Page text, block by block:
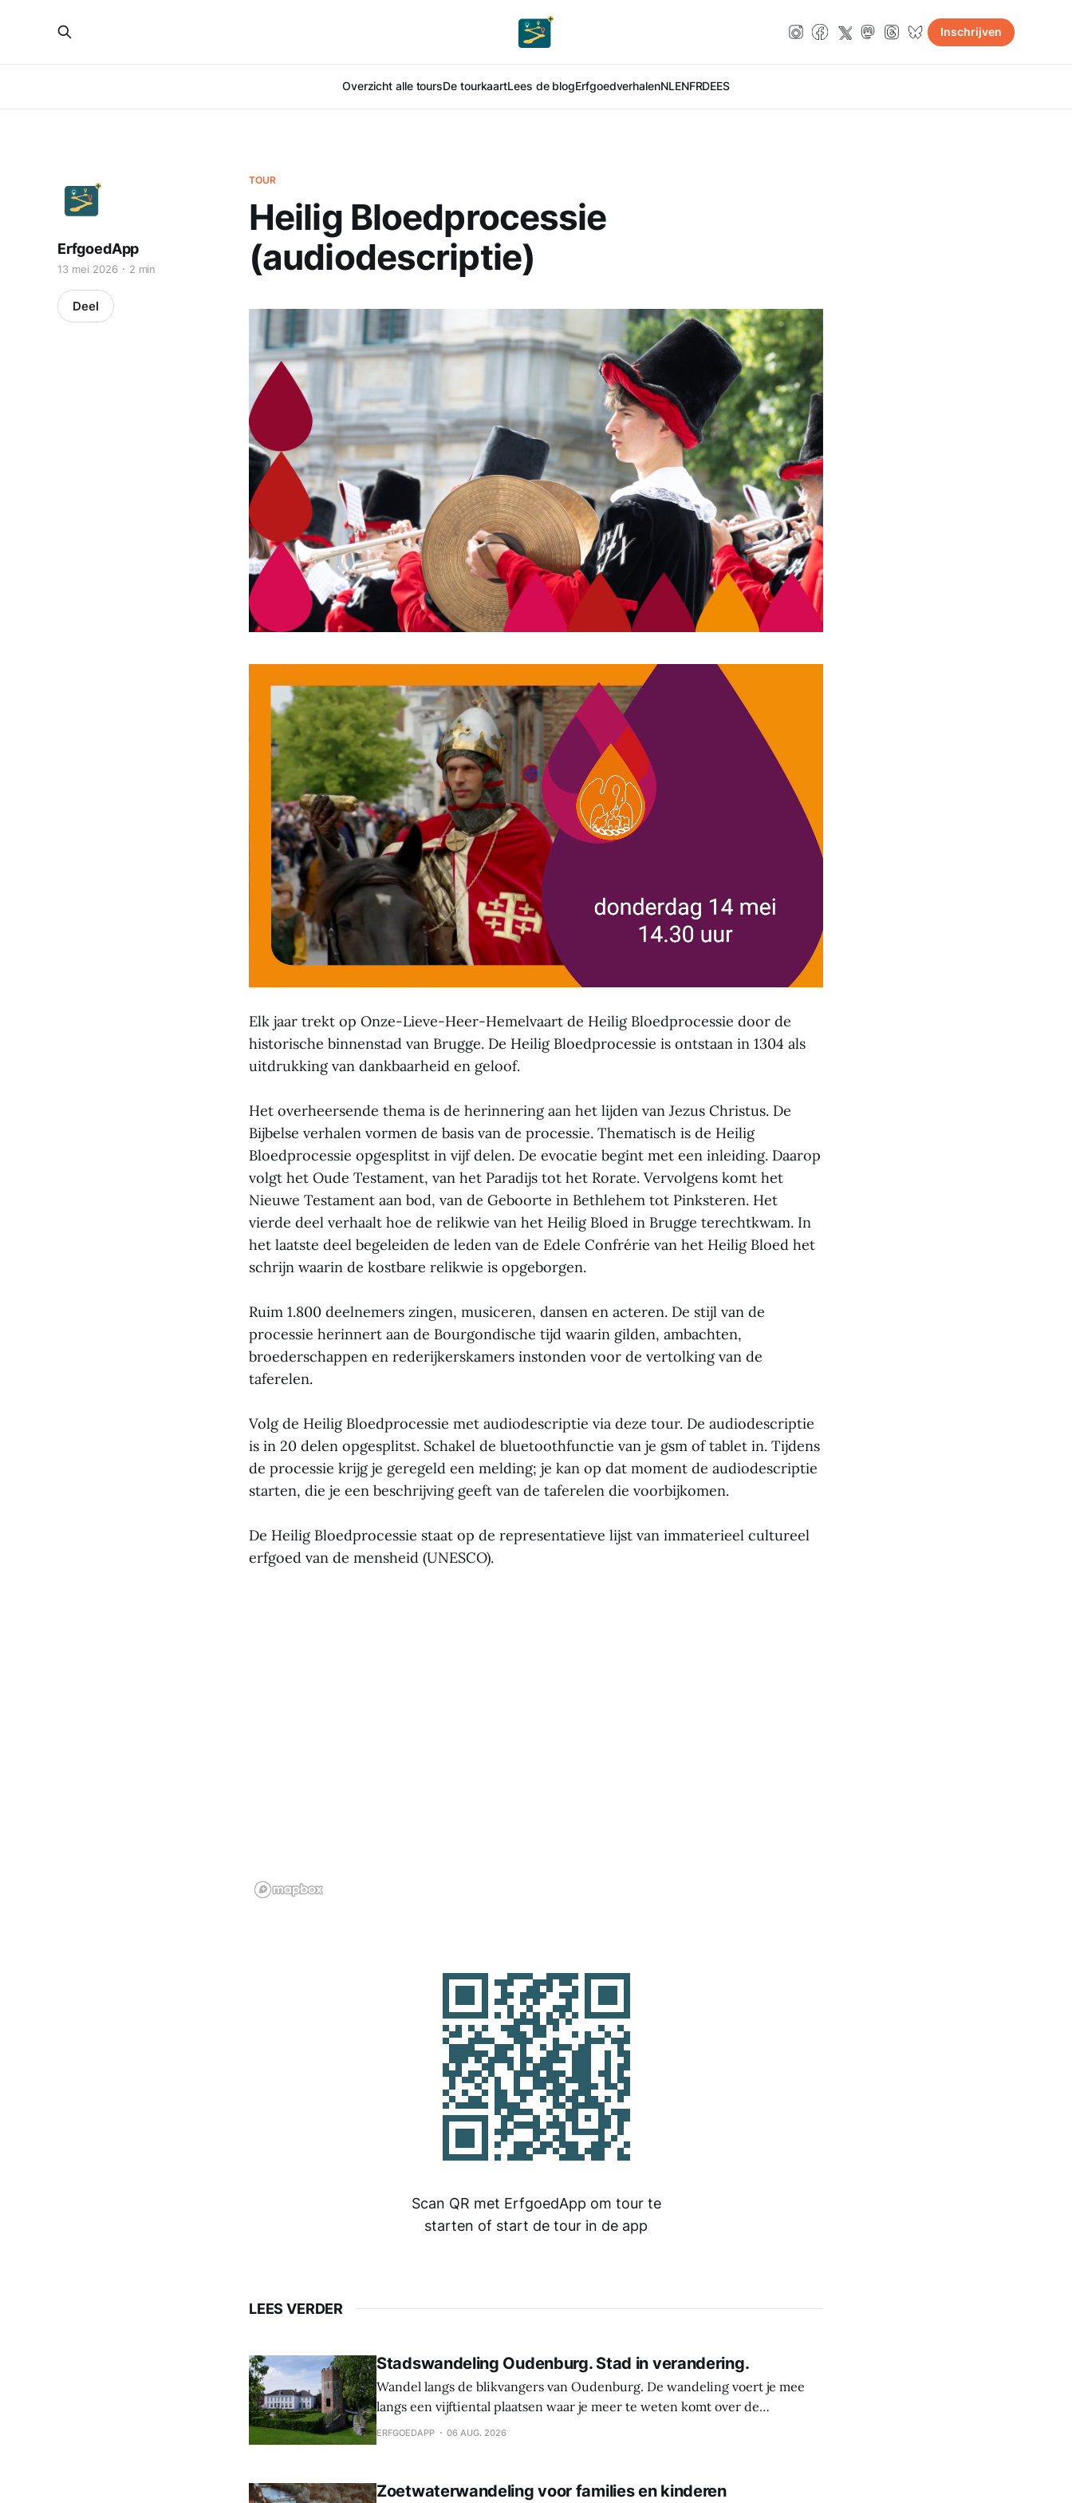
Overzicht alle toursDe tourkaartLees de blogErfgoedverhalenNLENFRDEES
Inschrijven
TOUR
Heilig Bloedprocessie
(audiodescriptie)
ErfgoedApp
13 mei 2026 2 min
Deel
Elk jaar trekt op Onze-Lieve-Heer-Hemelvaart de Heilig Bloedprocessie door de
historische binnenstad van Brugge. De Heilig Bloedprocessie is ontstaan in 1304 als
uitdrukking van dankbaarheid en geloof.
Het overheersende thema is de herinnering aan het lijden van Jezus Christus. De
Bijbelse verhalen vormen de basis van de processie. Thematisch is de Heilig
Bloedprocessie opgesplitst in vijf delen. De evocatie begint met een inleiding. Daarop
volgt het Oude Testament, van het Paradijs tot het Rorate. Vervolgens komt het
Nieuwe Testament aan bod, van de Geboorte in Bethlehem tot Pinksteren. Het
vierde deel verhaalt hoe de relikwie van het Heilig Bloed in Brugge terechtkwam. In
het laatste deel begeleiden de leden van de Edele Confrérie van het Heilig Bloed het
schrijn waarin de kostbare relikwie is opgeborgen.
Ruim 1.800 deelnemers zingen, musiceren, dansen en acteren. De stijl van de
processie herinnert aan de Bourgondische tijd waarin gilden, ambachten,
broederschappen en rederijkerskamers instonden voor de vertolking van de
taferelen.
Volg de Heilig Bloedprocessie met audiodescriptie via deze tour. De audiodescriptie
is in 20 delen opgesplitst. Schakel de bluetoothfunctie van je gsm of tablet in. Tijdens
de processie krijg je geregeld een melding; je kan op dat moment de audiodescriptie
starten, die je een beschrijving geeft van de taferelen die voorbijkomen.
De Heilig Bloedprocessie staat op de representatieve lijst van immaterieel cultureel
erfgoed van de mensheid (UNESCO).
Scan QR met ErfgoedApp om tour te
starten of start de tour in de app
LEES VERDER
Stadswandeling Oudenburg. Stad in verandering.
Wandel langs de blikvangers van Oudenburg. De wandeling voert je mee
langs een vijftiental plaatsen waar je meer te weten komt over de
geschiedenis, weetjes en toekomstplannen van de bijzonderste plekken in
ERFGOEDAPP 06 AUG. 2026
Zoetwaterwandeling voor families en kinderen